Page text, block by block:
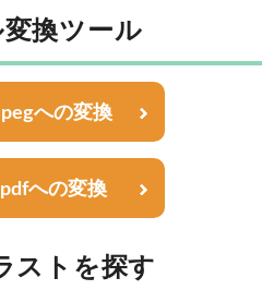
換ツール
への変換
への変換
ストを探す